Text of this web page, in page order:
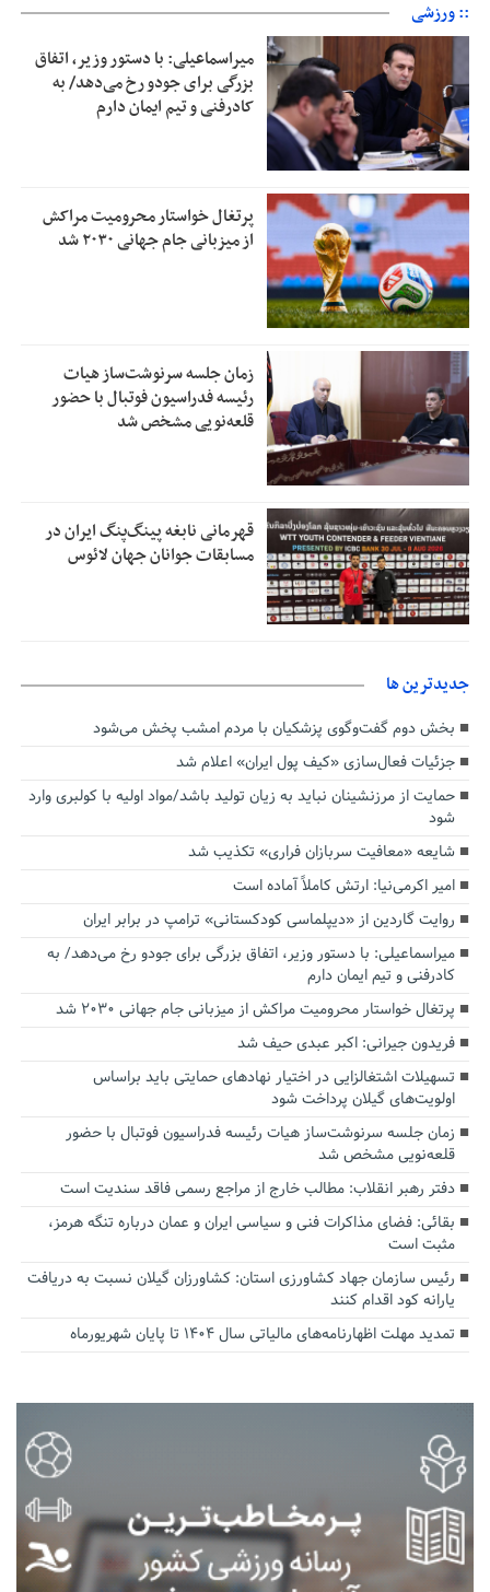
:: ورزشی
میراسماعیلی: با دستور وزیر، اتفاق
بزرگی برای جودو رخ می‌دهد/ به
کادرفنی و تیم ایمان دارم
پرتغال خواستار محرومیت مراکش
از میزبانی جام جهانی ۲۰۳۰ شد
زمان جلسه سرنوشت‌ساز هیات
رئیسه فدراسیون فوتبال با حضور
قلعه‌نویی مشخص شد
قهرمانی نابغه پینگ‌پنگ ایران در
مسابقات جوانان جهان لائوس
جديدترين ها
بخش دوم گفت‌وگوی پزشکیان با مردم امشب پخش می‌شود
جزئیات فعال‌سازی «کیف پول ایران» اعلام شد
حمایت از مرزنشینان نباید به زیان تولید باشد/مواد اولیه با کولبری وارد
شود
شایعه «معافیت سربازان فراری» تکذیب شد
امیر اکرمی‌نیا: ارتش کاملاً آماده است
روایت گاردین از «دیپلماسی کودکستانی» ترامپ در برابر ایران
میراسماعیلی: با دستور وزیر، اتفاق بزرگی برای جودو رخ می‌دهد/ به
کادرفنی و تیم ایمان دارم
پرتغال خواستار محرومیت مراکش از میزبانی جام جهانی ۲۰۳۰ شد
فریدون جیرانی: اکبر عبدی حیف شد
تسهیلات اشتغالزایی در اختیار نهادهای حمایتی باید براساس
اولویت‌های گیلان پرداخت شود
زمان جلسه سرنوشت‌ساز هیات رئیسه فدراسیون فوتبال با حضور
قلعه‌نویی مشخص شد
دفتر رهبر انقلاب: مطالب خارج از مراجع رسمی فاقد سندیت است
بقائی: فضای مذاکرات فنی و سیاسی ایران و عمان درباره تنگه هرمز،
مثبت است
رئیس سازمان جهاد کشاورزی استان: کشاورزان گیلان نسبت به دریافت
یارانه کود اقدام کنند
تمدید مهلت اظهارنامه‌های مالیاتی سال ۱۴۰۴ تا پایان شهریورماه